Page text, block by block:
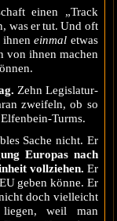
einen „Track
was er tut. Und oft
ihneneinmal etwas
von ihnen machen
Zehn Legislatur-
zweifeln, ob so
Turms.
Sache nicht. Er
Europas nach
vollziehen. Er
geben könne. Er
doch vielleicht
weil man